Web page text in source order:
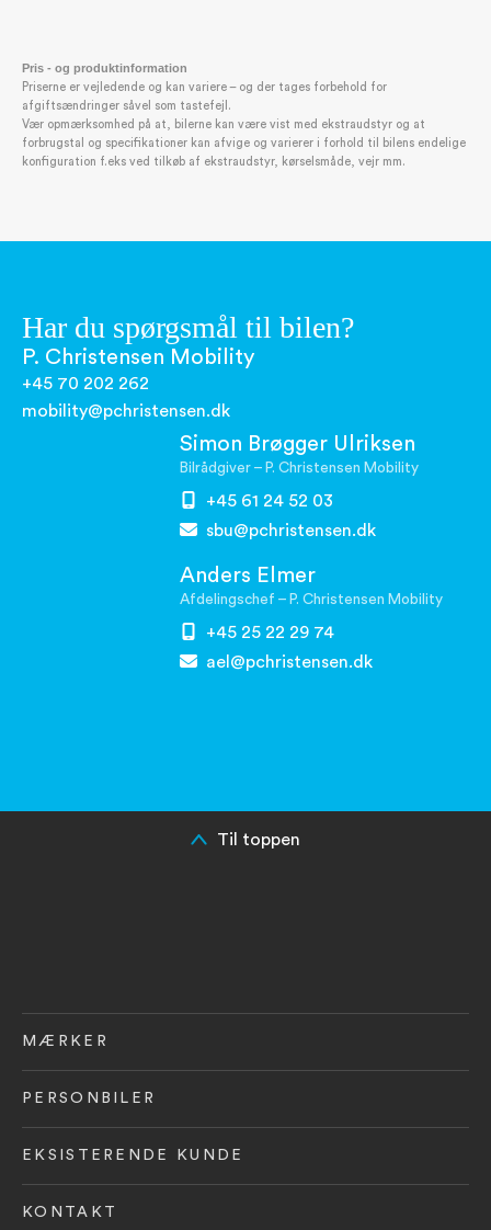
Pris - og produktinformation
Priserne er vejledende og kan variere – og der tages forbehold for
afgiftsændringer såvel som tastefejl.
Vær opmærksomhed på at, bilerne kan være vist med ekstraudstyr og at
forbrugstal og specifikationer kan afvige og varierer i forhold til bilens endelige
konfiguration f.eks ved tilkøb af ekstraudstyr, kørselsmåde, vejr mm.
Har du spørgsmål til bilen?
P. Christensen Mobility
+45 70 202 262
mobility@pchristensen.dk
Simon Brøgger Ulriksen
Bilrådgiver – P. Christensen Mobility
+45 61 24 52 03
sbu@pchristensen.dk
Anders Elmer
Afdelingschef – P. Christensen Mobility
+45 25 22 29 74
ael@pchristensen.dk
MÆRKER
PERSONBILER
EKSISTERENDE KUNDE
KONTAKT
Til toppen